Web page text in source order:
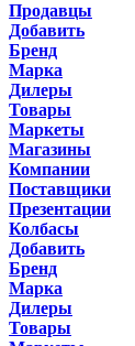
Продавцы
Добавить
Бренд
Марка
Дилеры
Товары
Маркеты
Магазины
Компании
Поставщики
Презентации
Колбасы
Добавить
Бренд
Марка
Дилеры
Товары